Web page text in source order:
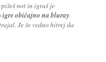
not in igraš je
igre običajno na bluray
Je še vedno hitrej da